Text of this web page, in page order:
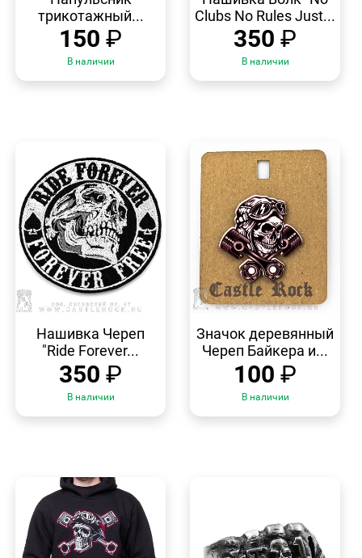
трикотажный...
150 ₽
В наличии
Clubs No Rules Just...
350 ₽
В наличии
ПРОСМОТР
Нашивка Череп
"Ride Forever...
350 ₽
В наличии
ПРОСМОТР
Значок деревянный
Череп Байкера и...
100 ₽
В наличии